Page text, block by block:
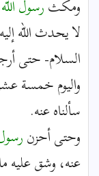
ومكثرسول الله
لا يحدث الله
السلام- حتى
واليوم خمسة
سألناه عنه.
وحتى أحزن
عنه، وشق عليه